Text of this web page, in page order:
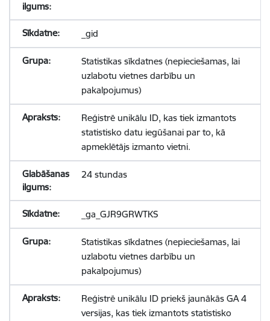
_gid
Statistikas sīkdatnes (nepieciešamas, lai
uzlabotu vietnes darbību un
pakalpojumus)
Reģistrē unikālu ID, kas tiek izmantots
statistisko datu iegūšanai par to, kā
apmeklētājs izmanto vietni.
24 stundas
_ga_GJR9GRWTKS
Statistikas sīkdatnes (nepieciešamas, lai
uzlabotu vietnes darbību un
pakalpojumus)
Reģistrē unikālu ID priekš jaunākās GA 4
versijas, kas tiek izmantots statistisko